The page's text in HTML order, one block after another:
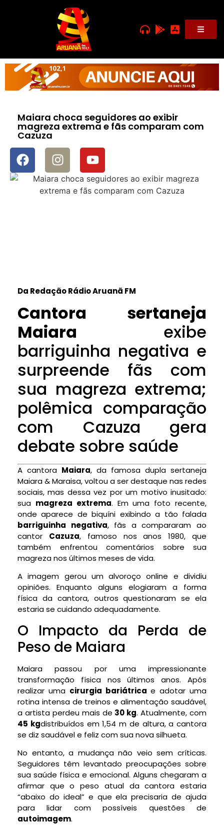
Maiara choca seguidores ao exibir
magreza extrema e fãs comparam com
Cazuza
Da Redação Rádio Aruanã FM
Cantora sertaneja
Maiara exibe
barriguinha negativa e
surpreende fãs com
sua magreza extrema;
polêmica comparação
com Cazuza gera
debate sobre saúde
A cantora Maiara, da famosa dupla sertaneja
Maiara & Maraisa, voltou a ser destaque nas redes
sociais, mas dessa vez por um motivo inusitado:
sua magreza extrema. Em uma foto recente,
onde aparece de biquíni exibindo a tão falada
barriguinha negativa, fãs a compararam ao
cantor Cazuza, famoso nos anos 1980, que
também enfrentou comentários sobre sua
magreza nos últimos meses de vida.
A imagem gerou um alvoroço online e dividiu
opiniões. Enquanto alguns elogiaram a forma
física da cantora, outros questionaram se ela
estaria se cuidando adequadamente.
O Impacto da Perda de
Peso de Maiara
Maiara passou por uma impressionante
transformação física nos últimos anos. Após
realizar uma cirurgia bariátrica e adotar uma
rotina intensa de treinos e alimentação saudável,
a artista perdeu mais de 30 kg. Atualmente, com
45 kgdistribuídos em 1,54 m de altura, a cantora
se diz saudável e feliz com sua nova silhueta.
No entanto, a mudança não veio sem críticas.
Seguidores têm levantado preocupações sobre
sua saúde física e emocional. Alguns chegaram a
afirmar que o peso atual da cantora estaria
“abaixo do ideal” e que ela precisaria de ajuda
para lidar com possíveis questões de
autoimagem.